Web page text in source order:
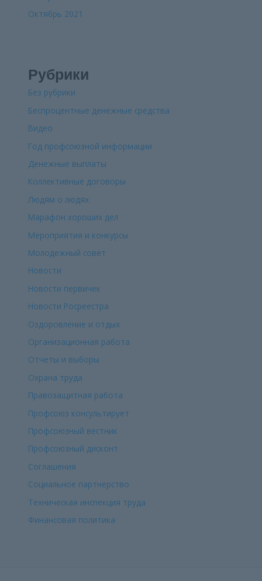
Октябрь 2021
Рубрики
Без рубрики
Беспроцентные денежные средства
Видео
Год профсоюзной информации
Денежные выплаты
Коллективные договоры
Людям о людях
Марафон хороших дел
Мероприятия и конкурсы
Молодежный совет
Новости
Новости первичек
Новости Росреестра
Оздоровление и отдых
Организационная работа
Отчеты и выборы
Охрана труда
Правозащитная работа
Профсоюз консультирует
Профсоюзный вестник
Профсоюзный дисконт
Соглашения
Социальное партнерство
Техническая инспекция труда
Финансовая политика